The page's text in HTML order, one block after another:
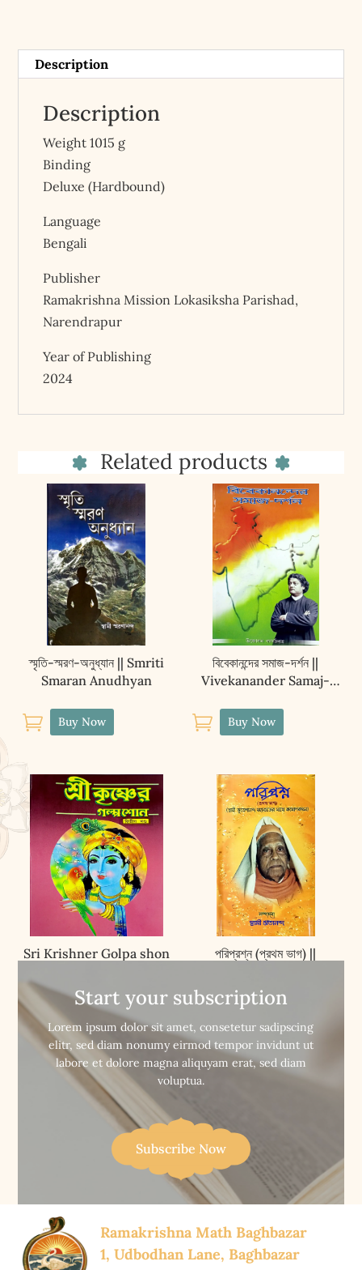
Gahan
Anand
(Vol.2)
[Bengali]
quantity
Description
Description
Weight 1015 g
Binding
Deluxe (Hardbound)
Language
Bengali
Publisher
Ramakrishna Mission Lokasiksha Parishad,
Narendrapur
Year of Publishing
2024
Related products
স্মৃতি-স্মরণ-অনুধ্যান || Smriti
Smaran Anudhyan
 Buy Now
বিবেকানন্দের সমাজ-দর্শন ||
Vivekanander Samaj-
 Buy Now
Sri Krishner Golpa shon
(দ্বিতীয় খণ্ড)
 Buy Now
পরিপ্রশ্ন (প্রথম ভাগ) ||
Buy Now
Start your subscription
Lorem ipsum dolor sit amet, consetetur sadipscing
elitr, sed diam nonumy eirmod tempor invidunt ut
labore et dolore magna aliquyam erat, sed diam
voluptua.
Subscribe Now
Ramakrishna Math Baghbazar
1, Udbodhan Lane, Baghbazar